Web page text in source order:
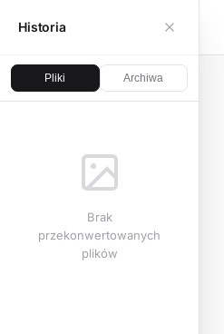
Historia
Pliki Archiwa
Brak
przekonwertowanych
plików